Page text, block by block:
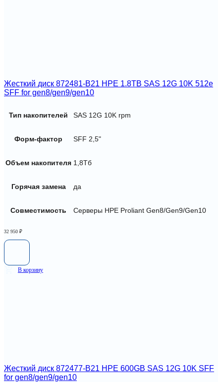
Жесткий диск 872481-B21 HPE 1.8TB SAS 12G 10K 512e
SFF for gen8/gen9/gen10
Тип накопителей SAS 12G 10K rpm
Форм-фактор SFF 2,5"
Объем накопителя 1,8Тб
Горячая замена да
Совместимость Серверы HPE Proliant Gen8/Gen9/Gen10
32 950 ₽
В корзину
Жесткий диск 872477-B21 HPE 600GB SAS 12G 10K SFF
for gen8/gen9/gen10